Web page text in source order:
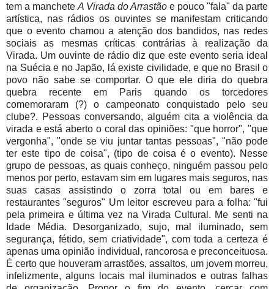
tem a manchete A Virada do Arrastão e pouco "fala" da parte
artística, nas rádios os ouvintes se manifestam criticando
que o evento chamou a atenção dos bandidos, nas redes
sociais as mesmas críticas contrárias à realização da
Virada. Um ouvinte de rádio diz que este evento seria ideal
na Suécia e no Japão, lá existe civilidade, e que no Brasil o
povo não sabe se comportar. O que ele diria do quebra
quebra recente em Paris quando os torcedores
comemoraram (?) o campeonato conquistado pelo seu
clube?. Pessoas conversando, alguém cita a violência da
virada e está aberto o coral das opiniões: "que horror", "que
vergonha", "onde se viu juntar tantas pessoas", "não pode
ter este tipo de coisa", (tipo de coisa é o evento). Nesse
grupo de pessoas, as quais conheço, ninguém passou pelo
menos por perto, estavam sim em lugares mais seguros, nas
suas casas assistindo o zorra total ou em bares e
restaurantes "seguros" Um leitor escreveu para a folha: "fui
pela primeira e última vez na Virada Cultural. Me senti na
Idade Média. Desorganizado, sujo, mal iluminado, sem
segurança, fétido, sem criatividade", com toda a certeza é
apenas uma opinião individual, rancorosa e preconceituosa.
É certo que houveram arrastões, assaltos, um jovem morreu,
infelizmente, alguns locais mal iluminados e outras falhas